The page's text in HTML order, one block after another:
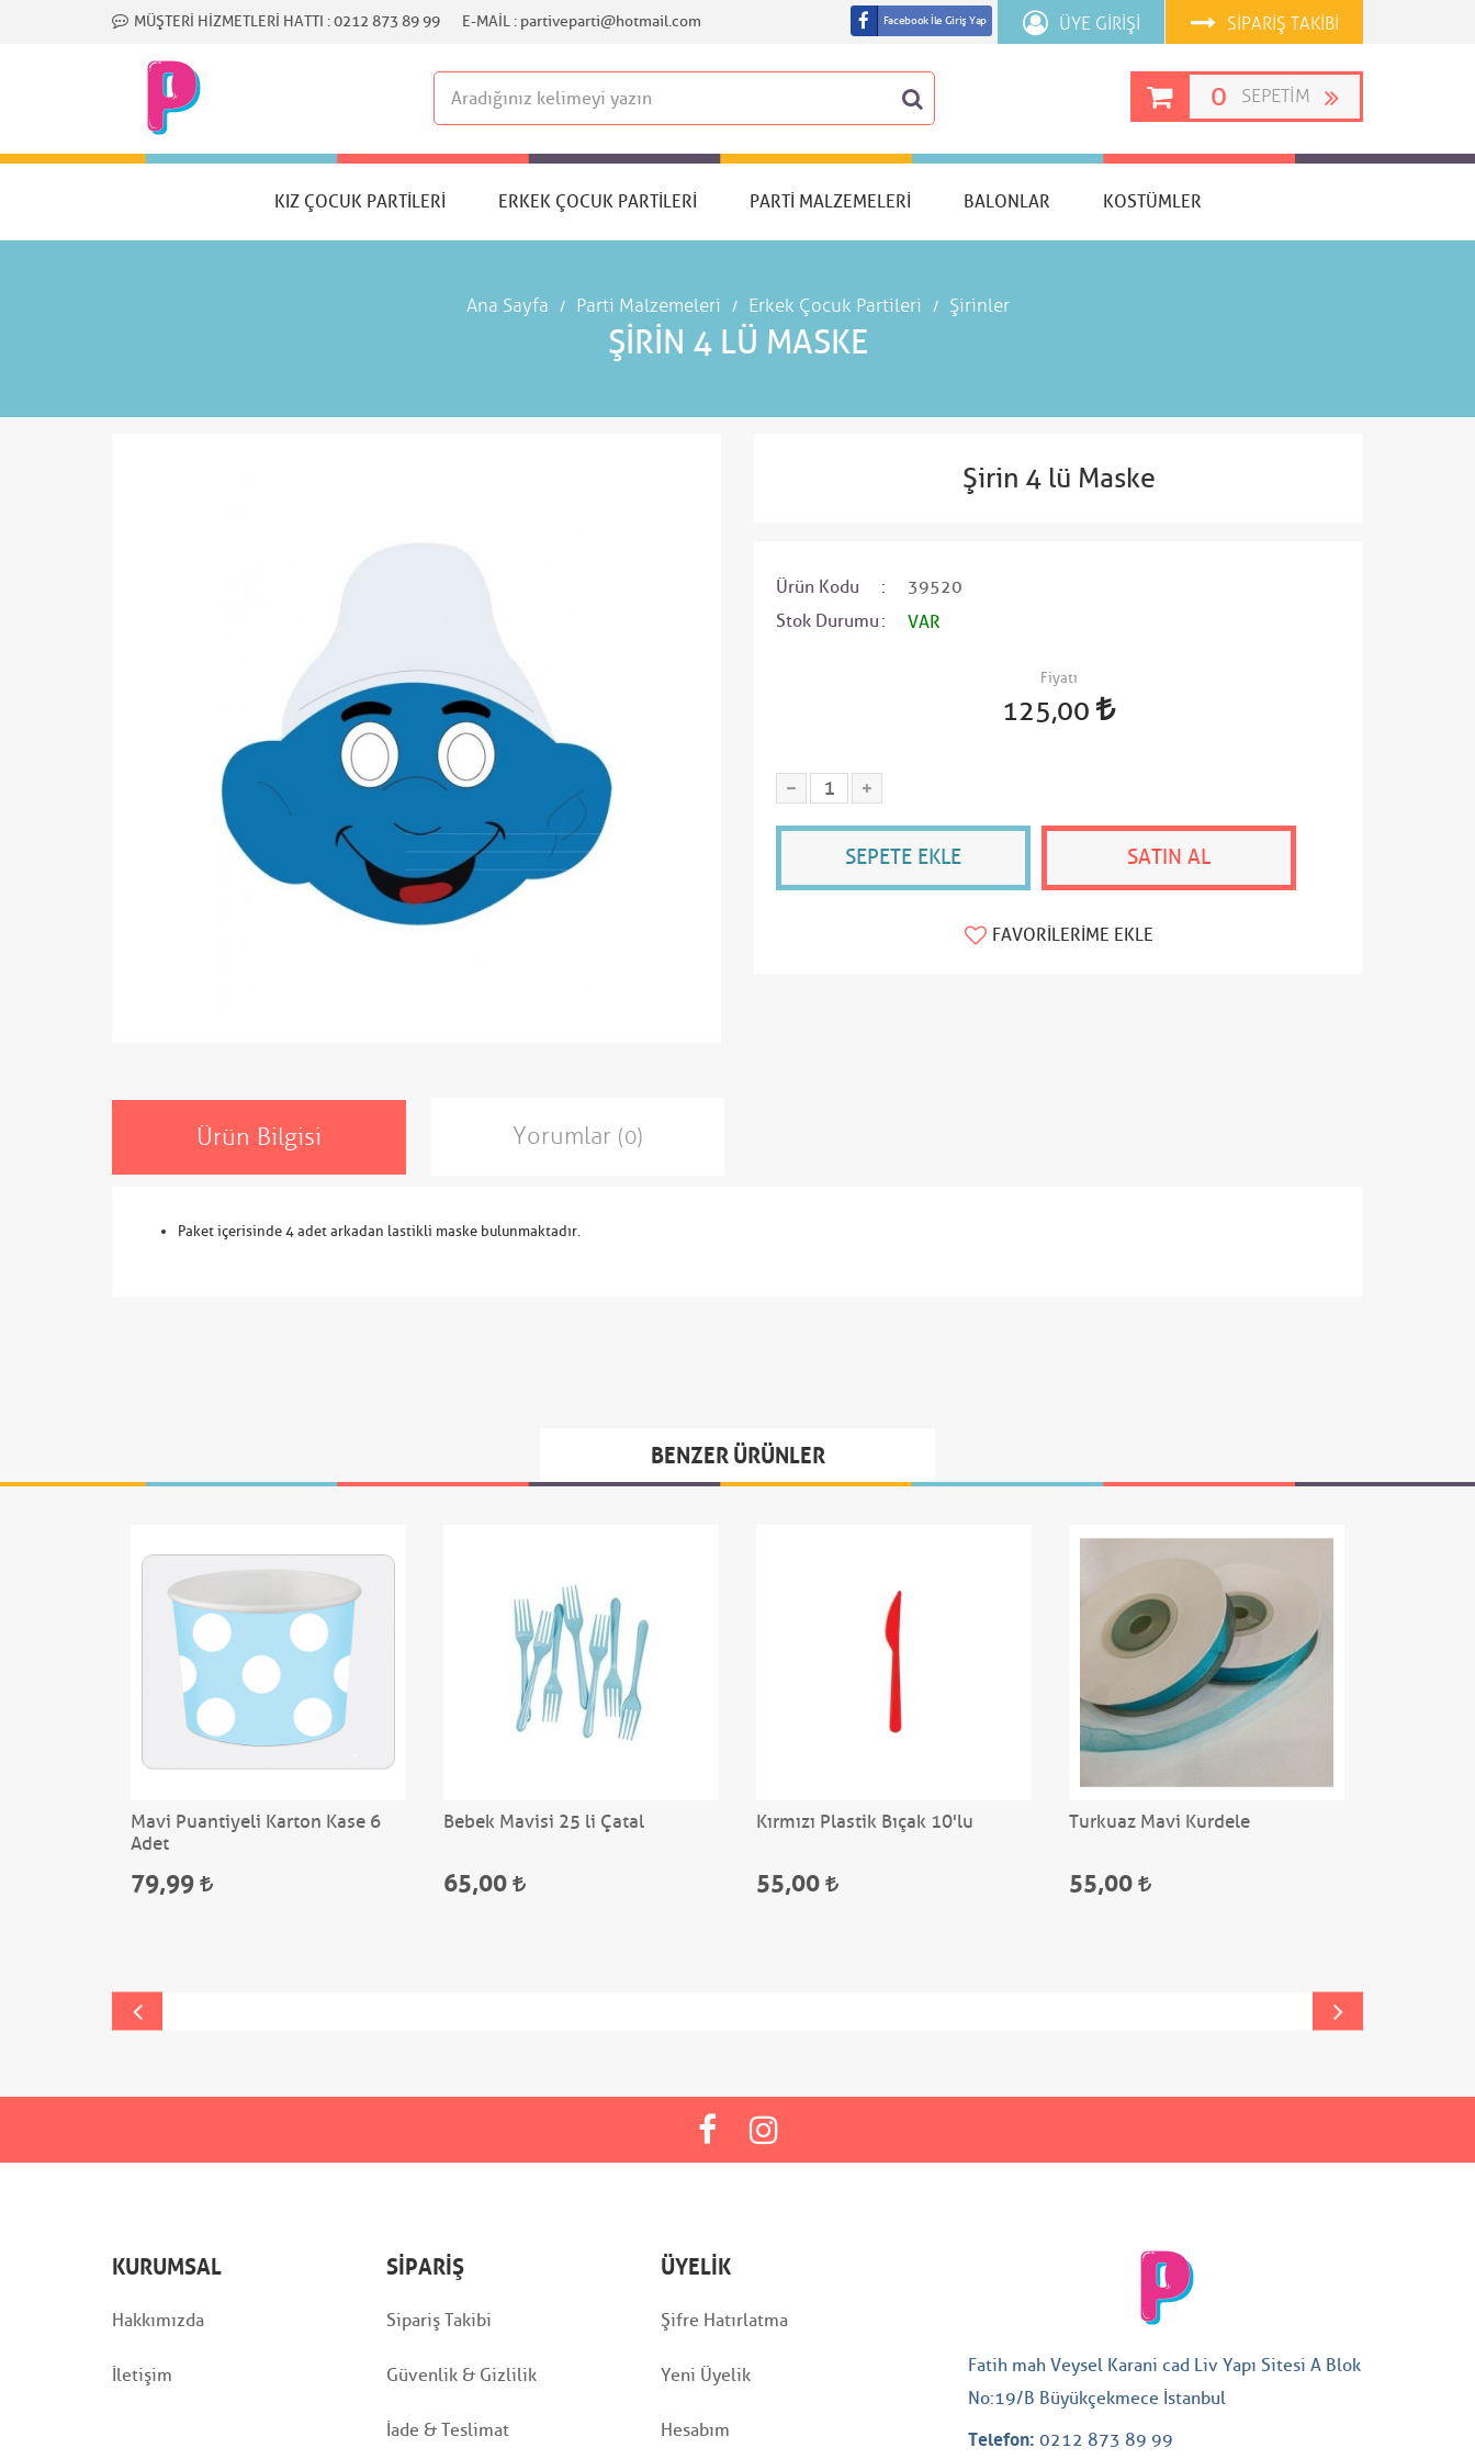
MÜŞTERI HIZMETLERI HATTI :0212 873 89 99 E-MAIL : partiveparti@hotmail.com SIPARIŞ TAKIBI
ÜYE GIRIŞI
Facebook İle Giriş Yap
0 SEPETIM
KIZ ÇOCUK PARTILERI ERKEK ÇOCUK PARTILERI PARTI MALZEMELERI BALONLAR KOSTÜMLER
Ana Sayfa Parti Malzemeleri Erkek Çocuk Partileri Şirinler
ŞIRIN 4 LÜ MASKE
Şirin 4 lü Maske
Ürün Kodu
39520
Stok Durumu
VAR
Fiyatı
125,00
SEPETE EKLE SATIN AL
FAVORILERIME EKLE
Ürün Bilgisi Yorumlar (0)
Paket içerisinde 4 adet arkadan lastikli maske bulunmaktadır.
BENZER ÜRÜNLER
Mavi Puantiyeli Karton Kase 6
Adet
79,99
Bebek Mavisi 25 li Çatal
65,00
Kırmızı Plastik Bıçak 10'lu
55,00
Turkuaz Mavi Kurdele
55,00
KURUMSAL
Hakkımızda
İletişim
SIPARIŞ
Sipariş Takibi
Güvenlik & Gizlilik
İade & Teslimat
ÜYELIK
Şifre Hatırlatma
Yeni Üyelik
Hesabım
Fatih mah Veysel Karani cad Liv Yapı Sitesi A Blok
No:19/B Büyükçekmece İstanbul
Telefon: 0212 873 89 99